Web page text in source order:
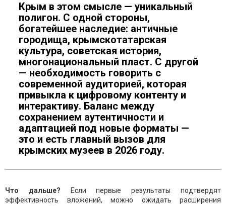
Крым в этом смысле — уникальный
полигон. С одной стороны,
богатейшее наследие: античные
городища, крымскотатарская
культура, советская история,
многонациональный пласт. С другой
— необходимость говорить с
современной аудиторией, которая
привыкла к цифровому контенту и
интерактиву. Баланс между
сохранением аутентичности и
адаптацией под новые форматы —
это и есть главный вызов для
крымских музеев в 2026 году.
Что дальше? Если первые результаты подтвердят
эффективность вложений, можно ожидать расширения